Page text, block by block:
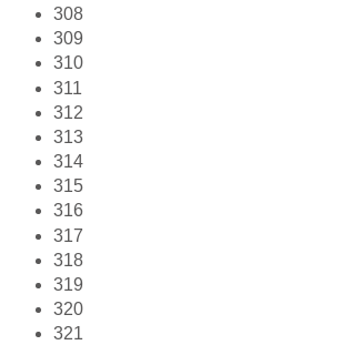
308
309
310
311
312
313
314
315
316
317
318
319
320
321